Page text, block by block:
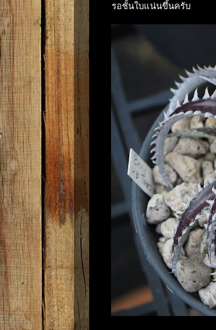
รอชั้นใบแน่นขึ้นครับ